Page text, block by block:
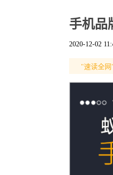
手机品
2020-12-02
"速读全